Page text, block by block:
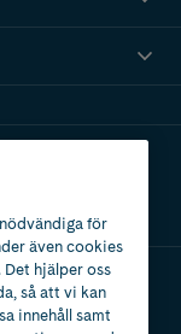
för
även cookies
hjälper oss
så att vi kan
innehåll samt